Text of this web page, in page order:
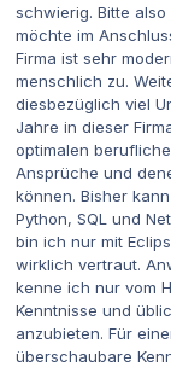
schwierig. Bitte
möchte im
Firma ist sehr
menschlich zu.
diesbezüglich viel
Jahre in dieser
optimalen
Ansprüche und
können. Bisher
Python, SQL und
bin ich nur mit
wirklich vertraut.
kenne ich nur vom
Kenntnisse und
anzubieten. Für
überschaubare